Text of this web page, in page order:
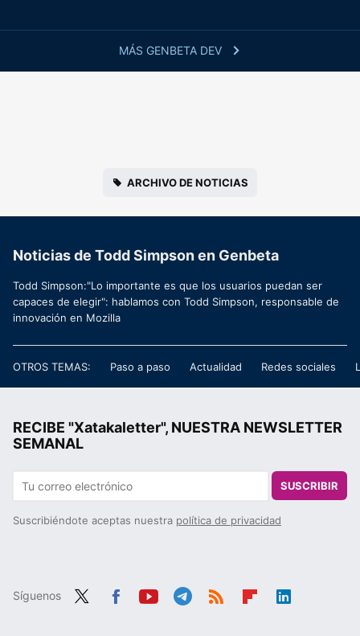
MÁS GENBETA DEV
ARCHIVO DE NOTICIAS
Noticias de Todd Simpson en Genbeta
Todd Simpson:"Lo importante es que los usuarios puedan ser
capaces de elegir": hablamos con Todd Simpson, responsable de
innovación en Mozilla
OTROS TEMAS: Paso a paso Actualidad Redes sociales
RECIBE "Xatakaletter", NUESTRA NEWSLETTER
SEMANAL
SUSCRIBIR
Suscribiéndote aceptas nuestra política de privacidad
Síguenos